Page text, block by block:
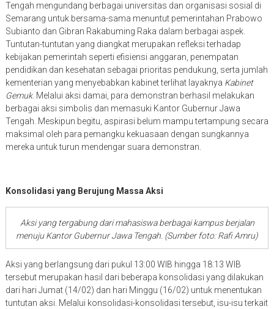
Tengah mengundang berbagai universitas dan organisasi sosial di
Semarang untuk bersama-sama menuntut pemerintahan Prabowo
Subianto dan Gibran Rakabuming Raka dalam berbagai aspek.
Tuntutan-tuntutan yang diangkat merupakan refleksi terhadap
kebijakan pemerintah seperti efisiensi anggaran, penempatan
pendidikan dan kesehatan sebagai prioritas pendukung, serta jumlah
kementerian yang menyebabkan kabinet terlihat layaknya Kabinet
Gemuk. Melalui aksi damai, para demonstran berhasil melakukan
berbagai aksi simbolis dan memasuki Kantor Gubernur Jawa
Tengah. Meskipun begitu, aspirasi belum mampu tertampung secara
maksimal oleh para pemangku kekuasaan dengan sungkannya
mereka untuk turun mendengar suara demonstran.
Konsolidasi yang Berujung Massa Aksi
Aksi yang tergabung dari mahasiswa berbagai kampus berjalan
menuju Kantor Gubernur Jawa Tengah. (Sumber foto: Rafi Amru)
Aksi yang berlangsung dari pukul 13:00 WIB hingga 18:13 WIB
tersebut merupakan hasil dari beberapa konsolidasi yang dilakukan
dari hari Jumat (14/02) dan hari Minggu (16/02) untuk menentukan
tuntutan aksi. Melalui konsolidasi-konsolidasi tersebut, isu-isu terkait